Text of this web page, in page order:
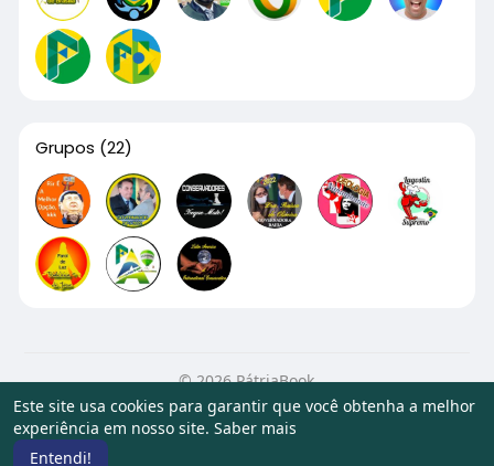
Este site usa cookies para garantir que você obtenha a melhor
experiência em nosso site. Saber mais
Entendi!
Grupos (22)
© 2026 PátriaBook
Início
Sobre Contato Privacidade
Termos de Uso
Artigos